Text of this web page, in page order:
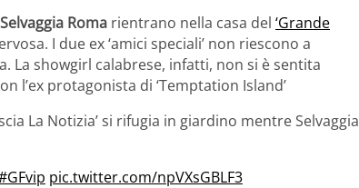
Roma rientrano nella casa del ‘Grande
I due ex ‘amici speciali’ non riescono a
La showgirl calabrese, infatti, non si è sentita
l’ex protagonista di ‘Temptation Island’
La Notizia’ si rifugia in giardino mentre Selvaggia
pic.twitter.com/npVXsGBLF3